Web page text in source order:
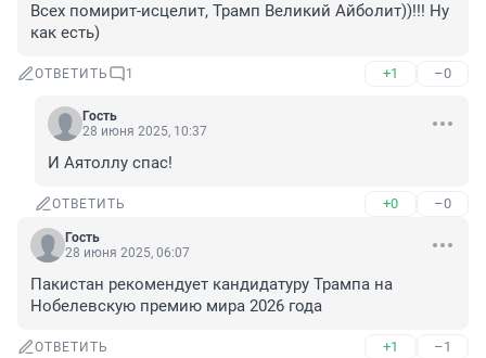
Всех помирит-исцелит, Трамп Великий Айболит))!!! Ну
как есть)
ОТВЕТИТЬ 1 +1 –0
Гость
28 июня 2025, 10:37
И Аятоллу спас!
ОТВЕТИТЬ +0 –0
Гость
28 июня 2025, 06:07
Пакистан рекомендует кандидатуру Трампа на
Нобелевскую премию мира 2026 года
ОТВЕТИТЬ +1 –1